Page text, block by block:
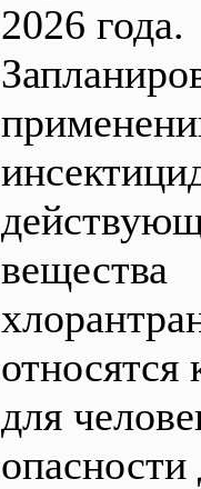
2026 года.
вещества
относятся
для
опасности